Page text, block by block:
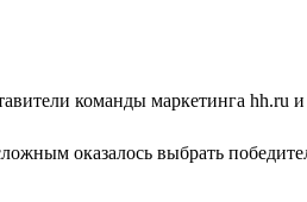
команды маркетинга hh.ru и
оказалось выбрать